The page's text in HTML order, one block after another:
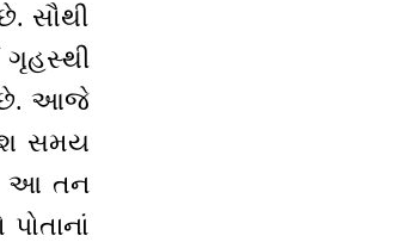
સૌથી
ગૃહસ્થી
છે. આજે
સમય
આ તન